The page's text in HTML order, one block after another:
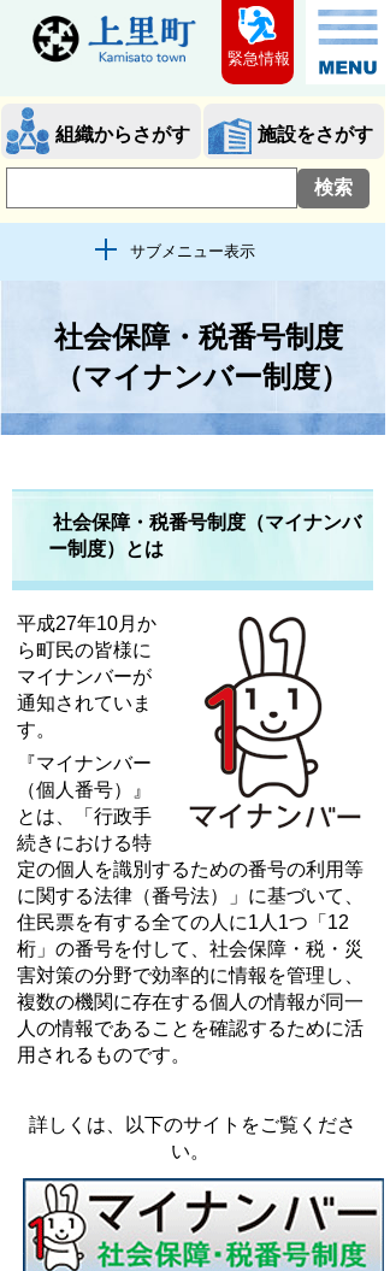
組織からさがす 施設をさがす
サブメニュー表示
緊急情報
社会保障・税番号制度
（マイナンバー制度）
社会保障・税番号制度（マイナンバ
ー制度）とは
平成27年10月か
ら町民の皆様に
マイナンバーが
通知されていま
す。
『マイナンバー
（個人番号）』
とは、「行政手
続きにおける特
定の個人を識別するための番号の利用等
に関する法律（番号法）」に基づいて、
住民票を有する全ての人に1人1つ「12
桁」の番号を付して、社会保障・税・災
害対策の分野で効率的に情報を管理し、
複数の機関に存在する個人の情報が同一
人の情報であることを確認するために活
用されるものです。
詳しくは、以下のサイトをご覧くださ
い。